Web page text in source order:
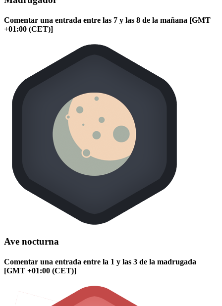
Comentar una entrada entre las 7 y las 8 de la mañana [GMT
+01:00 (CET)]
Ave nocturna
Comentar una entrada entre la 1 y las 3 de la madrugada
[GMT +01:00 (CET)]